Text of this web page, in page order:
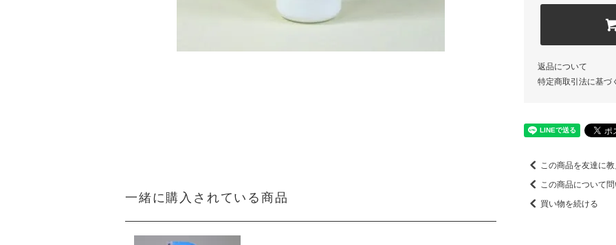
一緒に購入されている商品
返品について
特定商取引法に基づ
この商品を友達に教
この商品について
買い物を続ける